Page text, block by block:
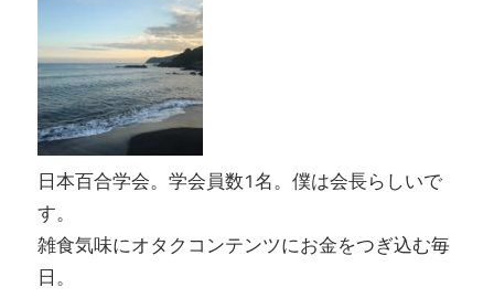
日本百合学会。学会員数1名。僕は会長らしいで
す。
雑食気味にオタクコンテンツにお金をつぎ込む毎
日。